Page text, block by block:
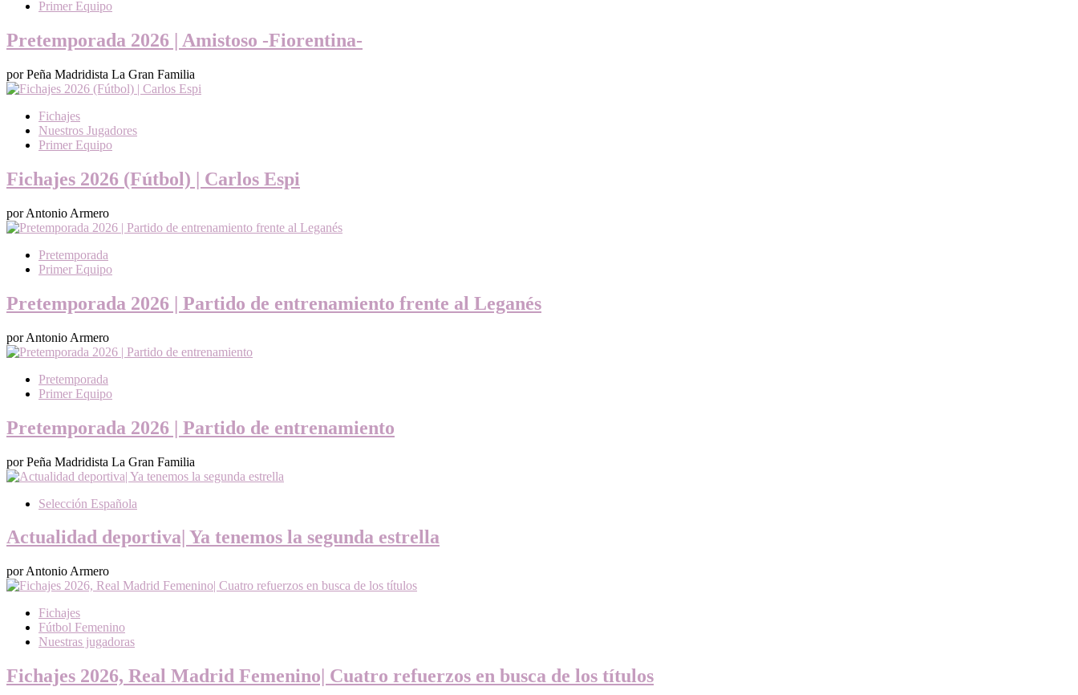
Primer Equipo
Pretemporada 2026 | Amistoso -Fiorentina-
por Peña Madridista La Gran Familia
Fichajes
Nuestros Jugadores
Primer Equipo
Fichajes 2026 (Fútbol) | Carlos Espi
por Antonio Armero
Pretemporada
Primer Equipo
Pretemporada 2026 | Partido de entrenamiento frente al Leganés
por Antonio Armero
Pretemporada
Primer Equipo
Pretemporada 2026 | Partido de entrenamiento
por Peña Madridista La Gran Familia
Selección Española
Actualidad deportiva| Ya tenemos la segunda estrella
por Antonio Armero
Fichajes
Fútbol Femenino
Nuestras jugadoras
Fichajes 2026, Real Madrid Femenino| Cuatro refuerzos en busca de los títulos